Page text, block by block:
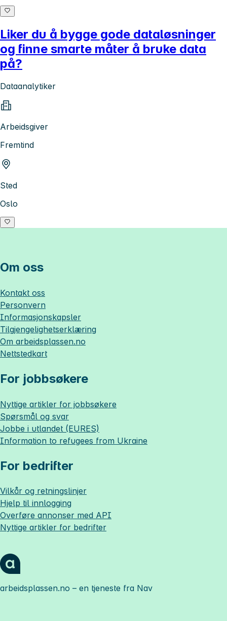
Liker du å bygge gode dataløsninger
og finne smarte måter å bruke data
på?
Dataanalytiker
Arbeidsgiver
Fremtind
Sted
Oslo
Om oss
Kontakt oss
Personvern
Informasjonskapsler
Tilgjengelighetserklæring
Om arbeidsplassen.no
Nettstedkart
For jobbsøkere
Nyttige artikler for jobbsøkere
Spørsmål og svar
Jobbe i utlandet (EURES)
Information to refugees from Ukraine
For bedrifter
Vilkår og retningslinjer
Hjelp til innlogging
Overføre annonser med API
Nyttige artikler for bedrifter
arbeidsplassen.no – en tjeneste fra Nav